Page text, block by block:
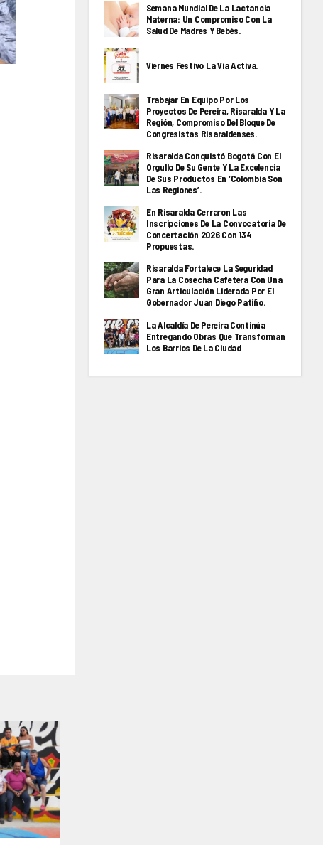
Semana Mundial De La Lactancia
Materna: Un Compromiso Con La
Salud De Madres Y Bebés.
Viernes Festivo La Via Activa.
Trabajar En Equipo Por Los
Proyectos De Pereira, Risaralda Y La
Región, Compromiso Del Bloque De
Congresistas Risaraldenses.
Risaralda Conquistó Bogotá Con El
Orgullo De Su Gente Y La Excelencia
De Sus Productos En ‘Colombia Son
Las Regiones’.
En Risaralda Cerraron Las
Inscripciones De La Convocatoria De
Concertación 2026 Con 134
Propuestas.
Risaralda Fortalece La Seguridad
Para La Cosecha Cafetera Con Una
Gran Articulación Liderada Por El
Gobernador Juan Diego Patiño.
La Alcaldía De Pereira Continúa
Entregando Obras Que Transforman
Los Barrios De La Ciudad